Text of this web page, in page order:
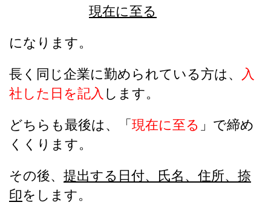
現在に至る
になります。
長く同じ企業に勤められている方は、
入
社した日を記入 します。
どちらも最後は、「現在に至る 」で締め
くくります。
その後、 提出する日付、氏名、住所、捺
印をします。